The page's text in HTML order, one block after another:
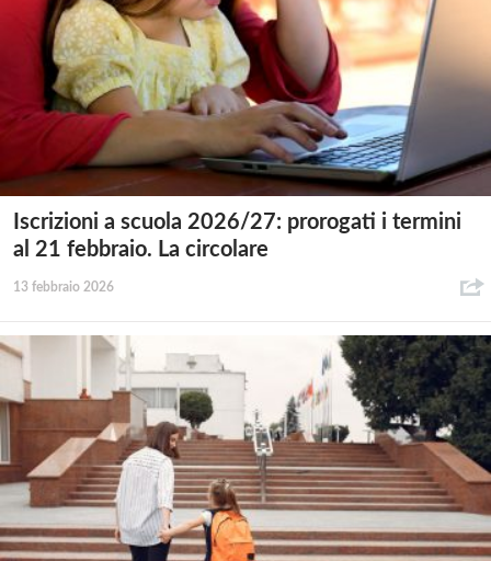
Iscrizioni a scuola 2026/27: prorogati i termini
al 21 febbraio. La circolare
13 febbraio 2026